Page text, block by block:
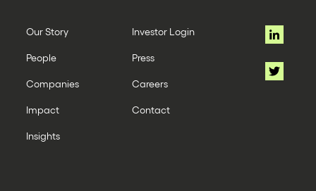
Our Story
People
Companies
Impact
Insights
Investor Login
Press
Careers
Contact